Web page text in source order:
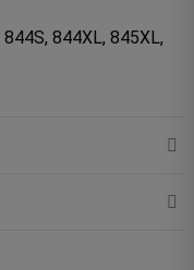
844XL, 845XL,